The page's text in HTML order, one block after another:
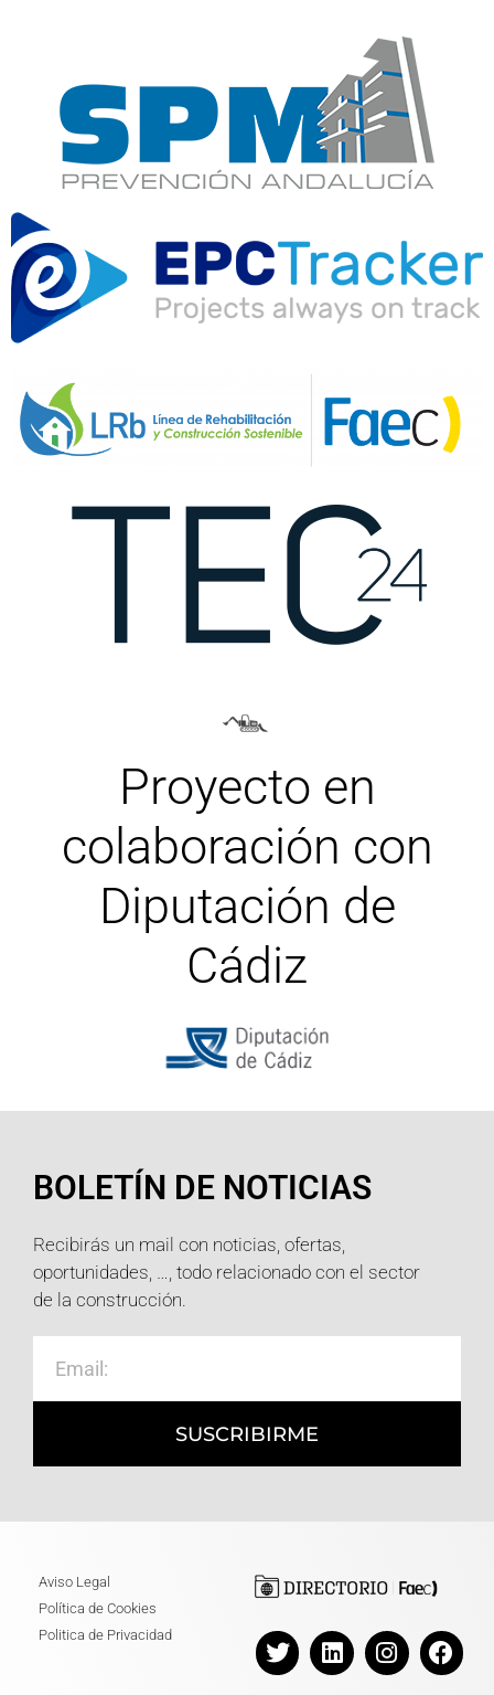
Proyecto en
colaboración con
Diputación de
Cádiz
BOLETÍN DE NOTICIAS
Recibirás un mail con noticias, ofertas,
oportunidades, …, todo relacionado con el sector
de la construcción.
SUSCRIBIRME
Aviso Legal
Política de Cookies
Politica de Privacidad